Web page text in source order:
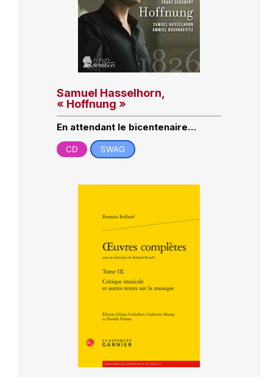
Samuel Hasselhorn,
« Hoffnung »
En attendant le bicentenaire…
CD SWAG